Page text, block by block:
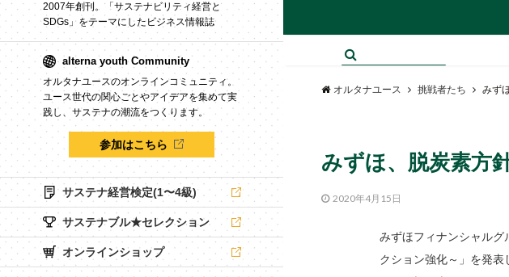
2007年創刊。「サステナビリティ経営と
SDGs」をテーマにしたビジネス情報誌
alterna youth Community
オルタナユースのオンラインコミュニティ。
ユース世代の関心ごとやアイデアを集めて実
践し、サステナの潮流をつくります。
参加はこちら
サステナ経営検定(1〜4級)
サステナブル★セレクション
オンラインショップ
オルタナユース 挑戦者たち みず
みずほ、脱炭素方
2020年4月15日
みずほフィナンシャル
クション強化～」を発